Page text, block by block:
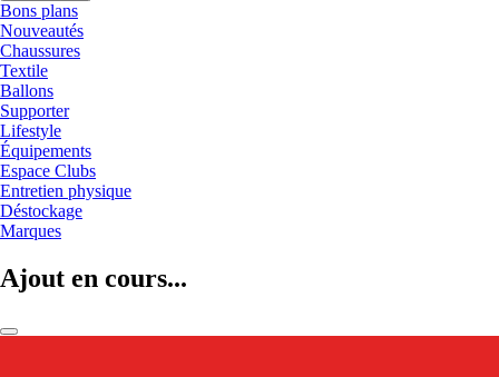
Bons plans
Nouveautés
Chaussures
Textile
Ballons
Supporter
Lifestyle
Équipements
Espace Clubs
Entretien physique
Déstockage
Marques
Ajout en cours...